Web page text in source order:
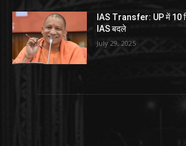
IAS Transfer: UP में 10
IAS बदले
July 29, 2025